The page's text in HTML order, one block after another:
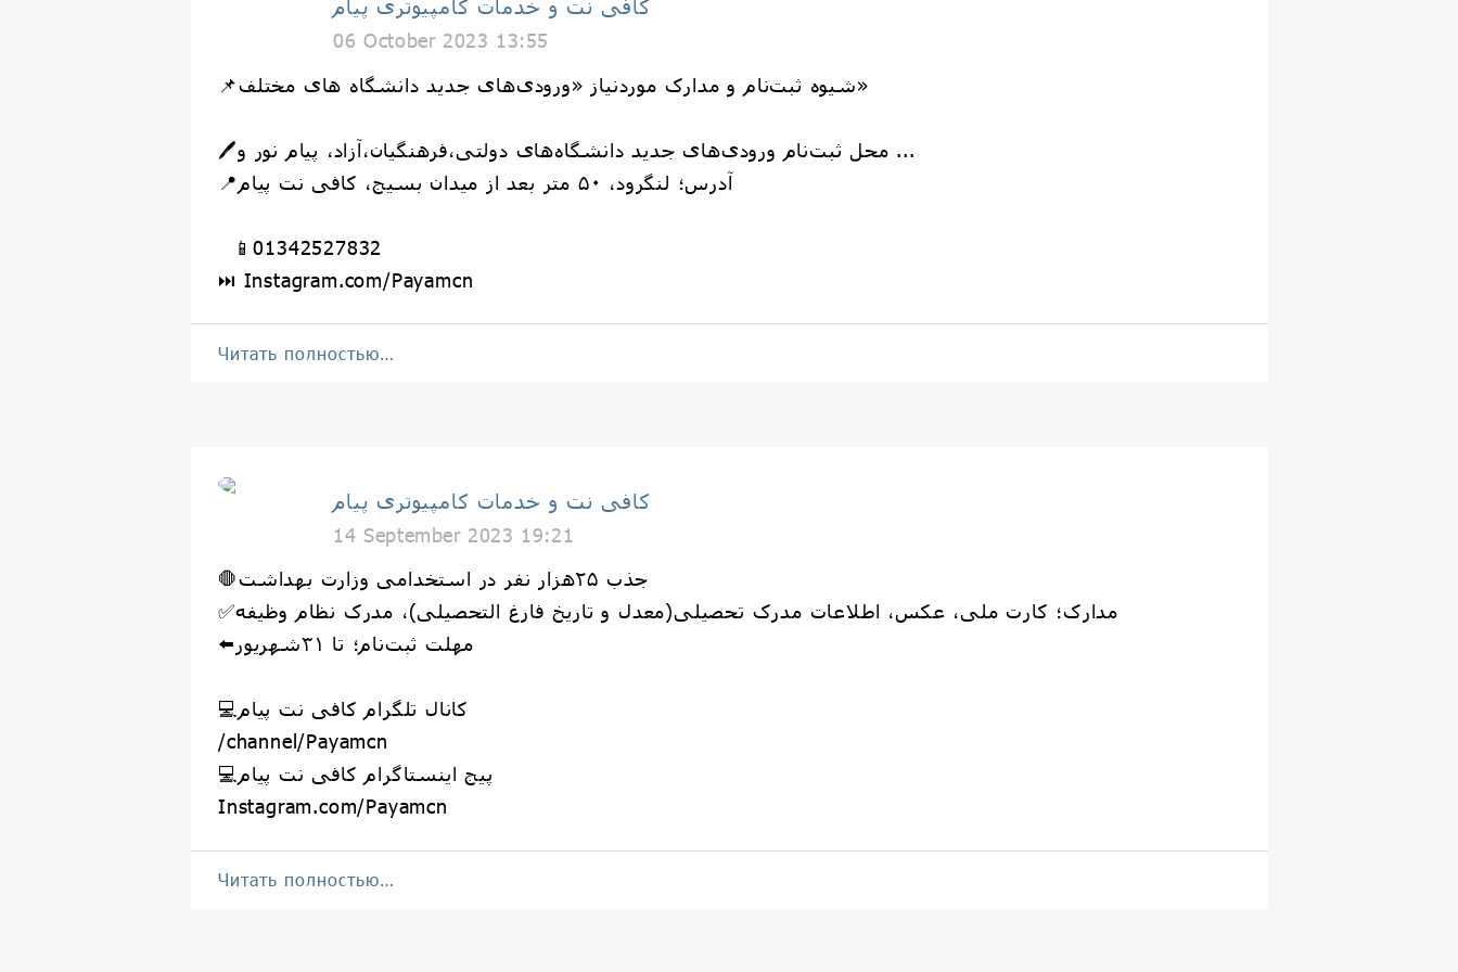
کافی نت و خدمات کامپیوتری پیام
06 October 2023 13:55
📌شیوه ثبت‌نام و مدارک موردنیاز «ورودی‌های جدید دانشگاه های مختلف»
🖊️محل ثبت‌نام ورودی‌های جدید دانشگاه‌های دولتی،فرهنگیان،آزاد، پیام نور و ...
📍آدرس؛ لنگرود، ۵۰ متر بعد از میدان بسیج، کافی نت پیام
📱01342527832
⏭️ Instagram.com/Payamcn
Читать полностью…
کافی نت و خدمات کامپیوتری پیام
14 September 2023 19:21
🛑جذب ۲۵هزار نفر در استخدامی وزارت بهداشت
✅مدارک؛ کارت ملی، عکس، اطلاعات مدرک تحصیلی(معدل و تاریخ فارغ التحصیلی)، مدرک نظام وظیفه
⬅️مهلت ثبت‌نام؛ تا ۳۱شهریور
💻کانال تلگرام کافی نت پیام
/channel/Payamcn
💻پیج اینستاگرام کافی نت پیام
Instagram.com/Payamcn
Читать полностью…